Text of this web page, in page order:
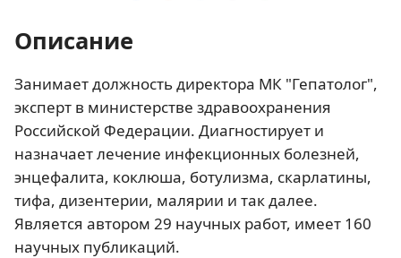
Описание
Занимает должность директора МК "Гепатолог",
эксперт в министерстве здравоохранения
Российской Федерации. Диагностирует и
назначает лечение инфекционных болезней,
энцефалита, коклюша, ботулизма, скарлатины,
тифа, дизентерии, малярии и так далее.
Является автором 29 научных работ, имеет 160
научных публикаций.